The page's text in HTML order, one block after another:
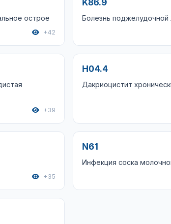
острое
+42
K86.9
Болезнь поджелудочной
+39
H04.4
Дакриоцистит
+35
N61
Инфекция соска